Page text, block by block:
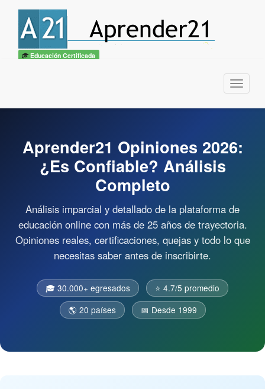
Educación Certificada
Menu
Aprender21 Opiniones 2026:
¿Es Confiable? Análisis
Completo
Análisis imparcial y detallado de la plataforma de
educación online con más de 25 años de trayectoria.
Opiniones reales, certificaciones, quejas y todo lo que
necesitas saber antes de inscribirte.
🎓 30.000+ egresados
⭐ 4.7/5 promedio
🌎 20 países
📅 Desde 1999